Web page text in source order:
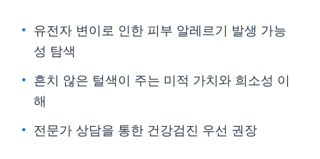
유전자 변이로 인한 피부 알레르기 발생 가능
성 탐색
흔치 않은 털색이 주는 미적 가치와 희소성 이
해
전문가 상담을 통한 건강검진 우선 권장